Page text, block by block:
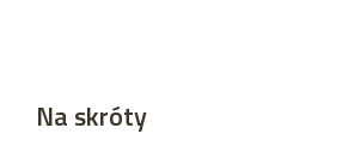
Na skróty